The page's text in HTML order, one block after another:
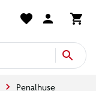
Penalhuse